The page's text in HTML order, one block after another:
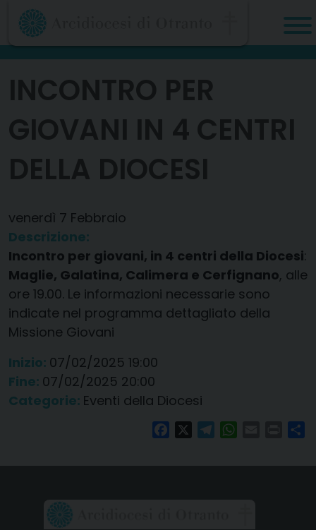
Skip
content
INCONTRO PER
GIOVANI IN 4 CENTRI
DELLA DIOCESI
venerdì 7 Febbraio
Descrizione:
Incontro per giovani, in 4 centri della Diocesi:
Maglie, Galatina, Calimera e Cerfignano, alle
ore 19.00. Le informazioni necessarie sono
indicate nel programma dettagliato della
Missione Giovani
Inizio: 07/02/2025 19:00
Fine: 07/02/2025 20:00
Categorie: Eventi della Diocesi
FacebookTelegramWhatsAppPrint